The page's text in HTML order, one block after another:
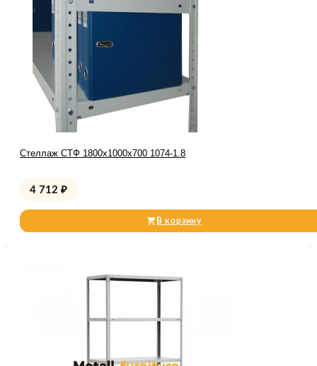
Стеллаж СТФ 1800x1000x700 1074-1.8
4 712 ₽
В корзину